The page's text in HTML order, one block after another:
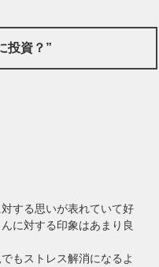
投資？”
する思いが表れていて好
に対する印象はあまり良
もストレス解消になるよ